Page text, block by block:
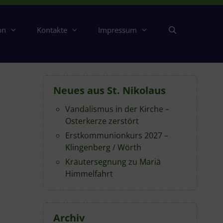
Kontakte Impressum
Neues aus St. Nikolaus
Vandalismus in der Kirche –
Osterkerze zerstört
Erstkommunionkurs 2027 –
Klingenberg / Wörth
Kräutersegnung zu Mariä
Himmelfahrt
Archiv